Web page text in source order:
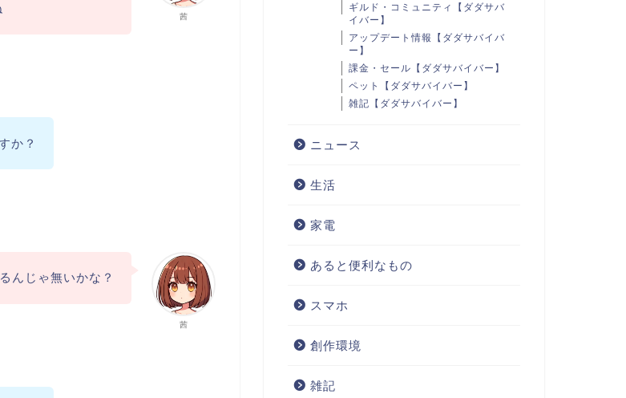
茜
か？
茜
んじゃ無いかな？
ギルド・コミュニティ【ダダサバ
イバー】
アップデート情報【ダダサバイバ
ー】
課金・セール【ダダサバイバー】
ペット【ダダサバイバー】
雑記【ダダサバイバー】
ニュース
生活
家電
あると便利なもの
スマホ
創作環境
雑記